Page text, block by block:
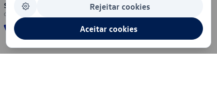
Segurança Rejeitar cookies
Aceitar cookies